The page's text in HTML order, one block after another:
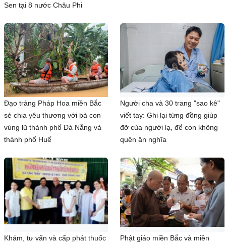
Sen tại 8 nước Châu Phi
Đạo tràng Pháp Hoa miền Bắc
sẻ chia yêu thương với bà con
vùng lũ thành phố Đà Nẵng và
thành phố Huế
Người cha và 30 trang "sao kê"
viết tay: Ghi lại từng đồng giúp
đỡ của người lạ, để con không
quên ân nghĩa
Khám, tư vấn và cấp phát thuốc
Phật giáo miền Bắc và miền